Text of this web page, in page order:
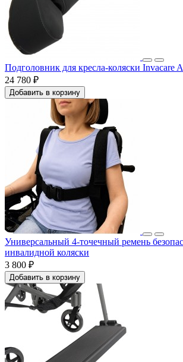
Подголовник для кресла-коляски Invacare
24 780 ₽
Добавить в корзину
Универсальный 4-точечный ремень
инвалидной коляски
3 800 ₽
Добавить в корзину